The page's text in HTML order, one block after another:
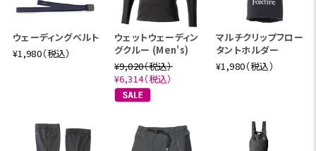
ウェーディングベルト
¥1,980（税込）
ウェットウェーディン
グクルー (Men's)
¥9,020（税込）
¥6,314（税込）
マルチクリップフロー
タントホルダー
¥1,980（税込）